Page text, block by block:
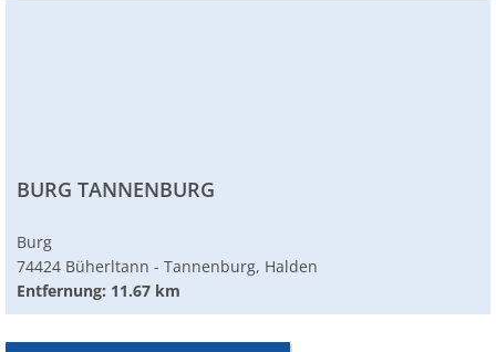
BURG TANNENBURG
Burg
74424 Büherltann - Tannenburg, Halden
Entfernung: 11.67 km